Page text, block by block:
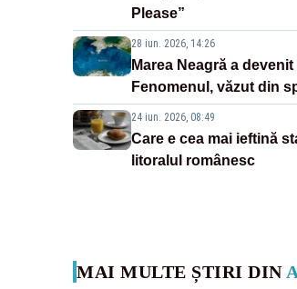
Please”
28 iun. 2026, 14:26
Marea Neagră a
Fenomenul, văzut din
24 iun. 2026, 08:49
Care e cea mai ieftină
litoralul românesc
MAI MULTE ȘTIRI DIN